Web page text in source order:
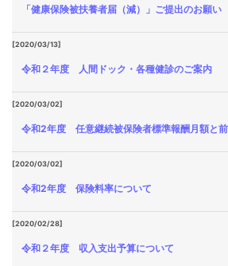
「健康保険被扶養者届（減）」ご提出のお願い
[2020/03/13]
令和２年度 人間ドック・各種健診のご案内
[2020/03/02]
令和2年度 任意継続被保険者標準報酬月額と
[2020/03/02]
令和2年度 保険料率について
[2020/02/28]
令和２年度 収入支出予算について